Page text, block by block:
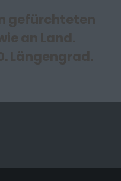
gefürchteten
an Land.
Längengrad.